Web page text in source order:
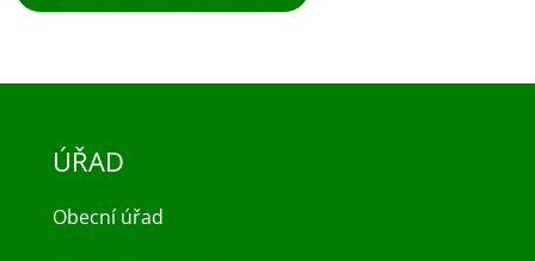
ÚŘAD
Obecní úřad